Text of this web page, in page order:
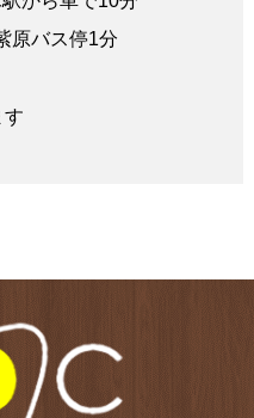
原バス停1分
す